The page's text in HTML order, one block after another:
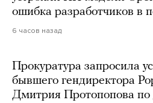
ошибка разработчиков в
6 часов назад
Прокуратура запросила
бывшего гендиректора
Дмитрия Протопопова по